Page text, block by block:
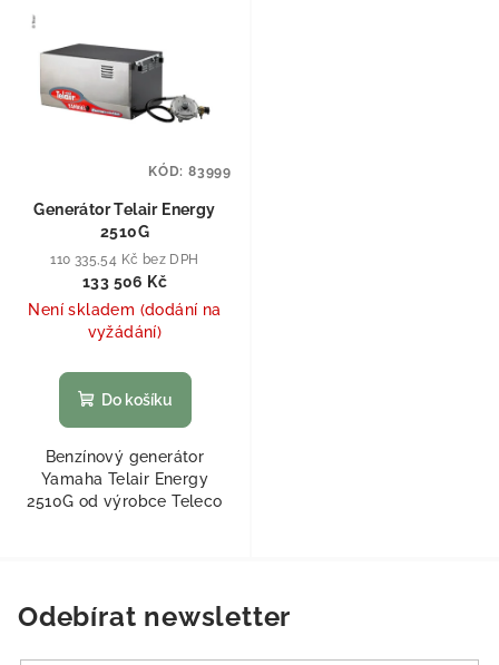
Generátor Telair Energy
2510G
110 335,54 Kč bez DPH
133 506 Kč
Není skladem (dodání na
vyžádání)
Do košíku
Benzínový generátor
Yamaha Telair Energy
2510G od výrobce Teleco
KÓD: 83999
Odebírat newsletter